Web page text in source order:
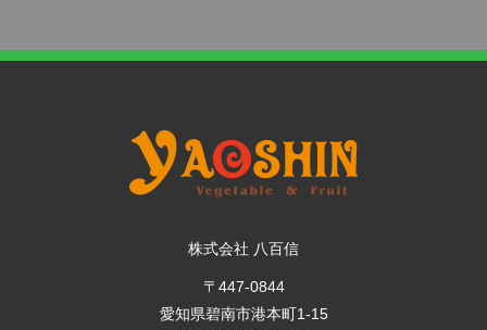
株式会社 八百信
〒447-0844
愛知県碧南市港本町1-15